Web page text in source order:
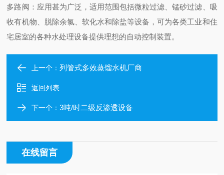
多路阀：应用甚为广泛，适用范围包括微粒过滤、锰砂过滤、吸
收有机物、脱除余氯、软化水和除盐等设备，可为各类工业和住
宅居室的各种水处理设备提供理想的自动控制装置。
上一个：列管式多效蒸馏水机厂商
返回列表
下一个：3吨/时二级反渗透设备
在线留言